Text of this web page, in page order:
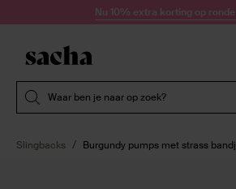
Doorgaan naar artikelNu 10% extra korting op
Waar ben je naar op zoek?
Slingbacks Burgundy pumps met strass